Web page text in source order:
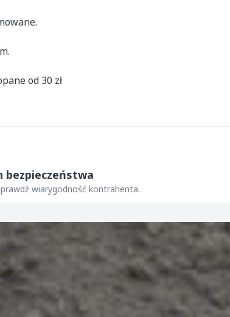
od 30 zł
bezpieczeństwa
wiarygodność kontrahenta.